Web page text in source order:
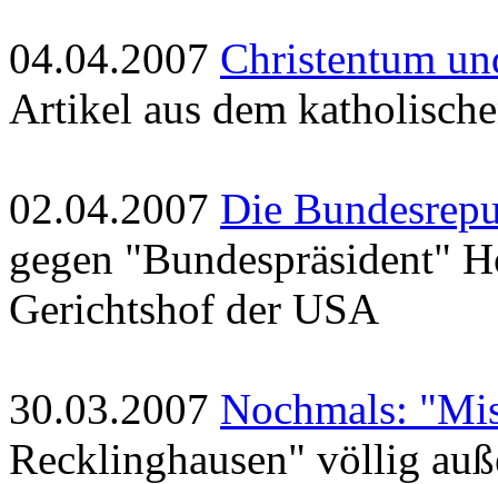
04.04.2007 Christentum
Artikel aus dem
02.04.2007 Die
gegen "Bundespräsident"
Gerichtshof der USA
30.03.2007 Nochmals:
Recklinghausen" völlig